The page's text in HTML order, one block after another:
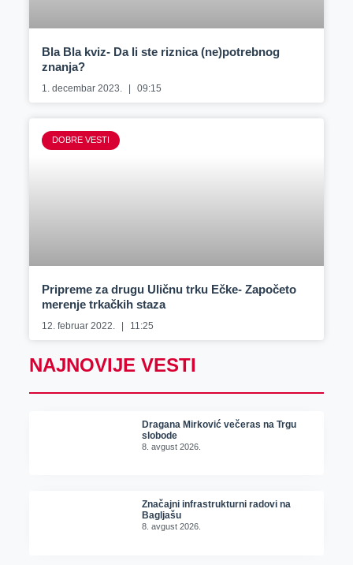
Bla Bla kviz- Da li ste riznica (ne)potrebnog
znanja?
1. decembar 2023. 09:15
DOBRE VESTI
Pripreme za drugu Uličnu trku Ečke- Započeto
merenje trkačkih staza
12. februar 2022. 11:25
NAJNOVIJE VESTI
Dragana Mirković večeras na Trgu
slobode
8. avgust 2026.
Značajni infrastrukturni radovi na
Bagljašu
8. avgust 2026.